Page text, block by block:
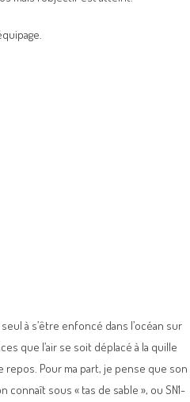
à s’être enfoncé dans l’océan sur
que l’air se soit déplacé à la quille
Pour ma part, je pense que son
connaît sous « tas de sable », ou SN1-